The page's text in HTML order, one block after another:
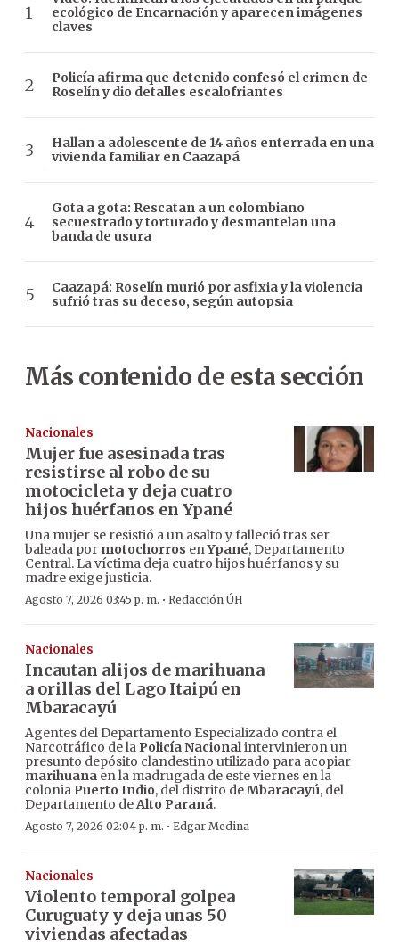
ecológico de Encarnación y aparecen imágenes
claves
Policía afirma que detenido confesó el crimen de
Roselín y dio detalles escalofriantes
Hallan a adolescente de 14 años enterrada en una
vivienda familiar en Caazapá
Gota a gota: Rescatan a un colombiano
secuestrado y torturado y desmantelan una
banda de usura
Caazapá: Roselín murió por asfixia y la violencia
sufrió tras su deceso, según autopsia
Más contenido de esta sección
Nacionales
Mujer fue asesinada tras
resistirse al robo de su
motocicleta y deja cuatro
hijos huérfanos en Ypané
Una mujer se resistió a un asalto y falleció tras ser
baleada por motochorros enYpané, Departamento
Central. La víctima deja cuatro hijos huérfanos y su
madre exige justicia.
Agosto 7, 2026 03:45 p. m. · Redacción ÚH
Nacionales
Incautan alijos de marihuana
a orillas del Lago Itaipú en
Mbaracayú
Agentes del Departamento Especializado contra el
Narcotráfico de la Policía Nacionalintervinieron un
presunto depósito clandestino utilizado para acopiar
marihuana en la madrugada de este viernes en la
colonia Puerto Indio, del distrito deMbaracayú, del
Departamento deAlto Paraná.
Agosto 7, 2026 02:04 p. m. · Edgar Medina
Nacionales
Violento temporal golpea
Curuguaty y deja unas 50
viviendas afectadas